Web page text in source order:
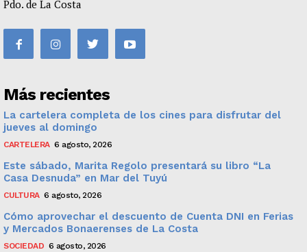
Pdo. de La Costa
Más recientes
La cartelera completa de los cines para disfrutar del
jueves al domingo
CARTELERA 6 agosto, 2026
Este sábado, Marita Regolo presentará su libro “La
Casa Desnuda” en Mar del Tuyú
CULTURA 6 agosto, 2026
Cómo aprovechar el descuento de Cuenta DNI en Ferias
y Mercados Bonaerenses de La Costa
SOCIEDAD 6 agosto, 2026